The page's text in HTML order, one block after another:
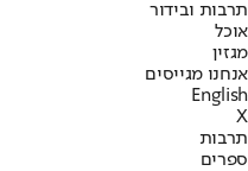
תרבות ובידור
אוכל
מגזין
אנחנו מגייסים
English
X
תרבות
ספרים